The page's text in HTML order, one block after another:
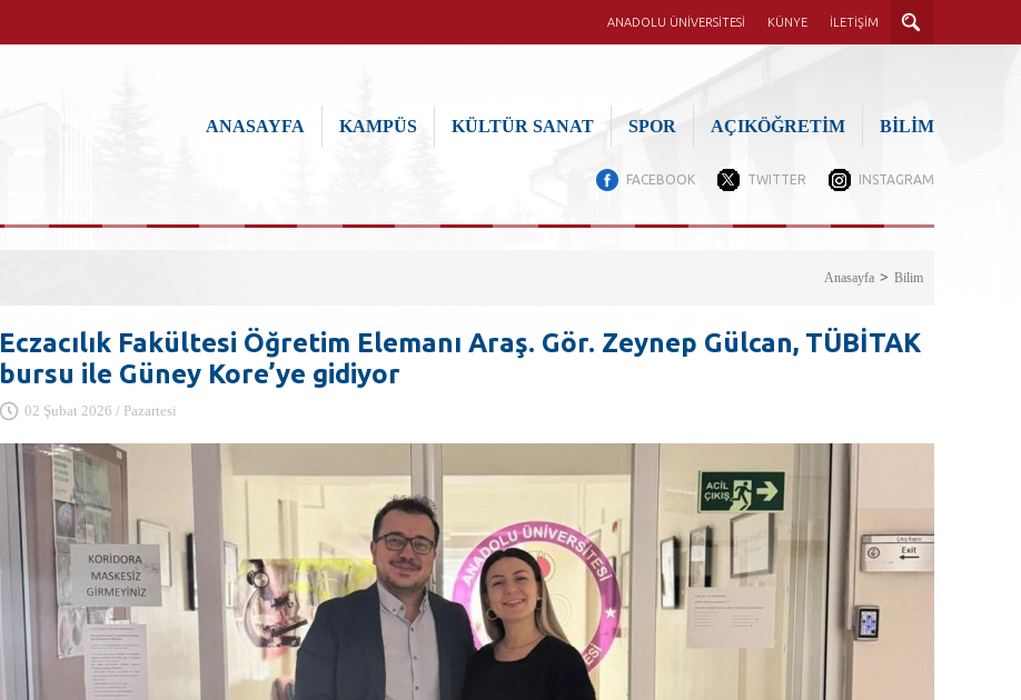
ANADOLU ÜNİVERSİTESİ KÜNYE İLETİŞİM
ANASAYFA KAMPÜS KÜLTÜR SANAT SPOR AÇIKÖĞRETİM BİLİM
FACEBOOK TWITTER INSTAGRAM
Anasayfa Bilim
Eczacılık Fakültesi Öğretim Elemanı Araş. Gör. Zeynep Gülcan, TÜBİTAK
bursu ile Güney Kore’ye gidiyor
02 Şubat 2026 / Pazartesi